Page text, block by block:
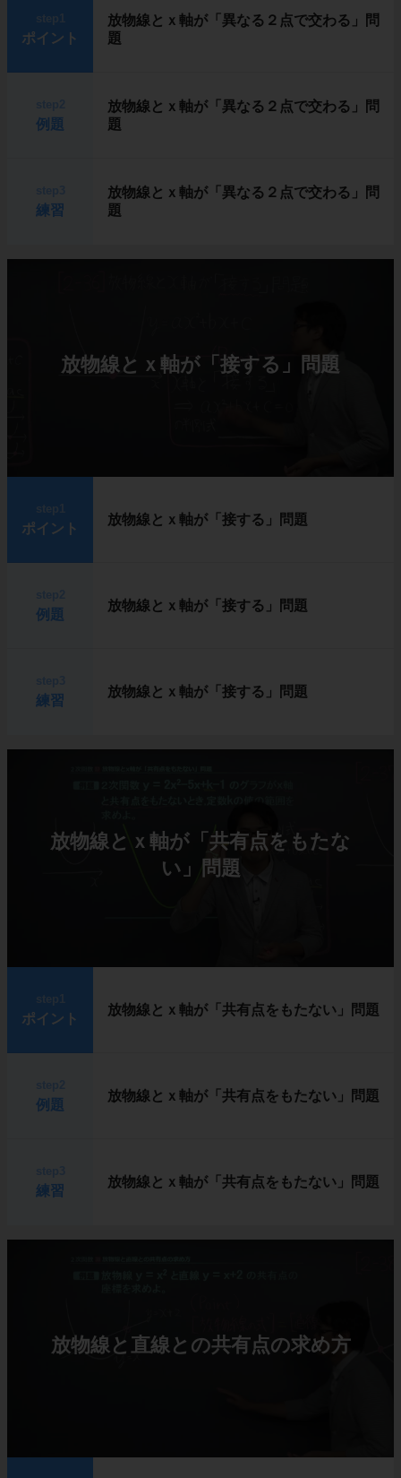
ポイント
放物線とｘ軸が「異なる２点で交わる」問
題
例題
放物線とｘ軸が「異なる２点で交わる」問
題
練習
放物線とｘ軸が「異なる２点で交わる」問
題
放物線とｘ軸が「接する」問題
ポイント
放物線とｘ軸が「接する」問題
例題
放物線とｘ軸が「接する」問題
練習
放物線とｘ軸が「接する」問題
放物線とｘ軸が「共有点をもたな
い」問題
ポイント
放物線とｘ軸が「共有点をもたない」問題
例題
放物線とｘ軸が「共有点をもたない」問題
練習
放物線とｘ軸が「共有点をもたない」問題
放物線と直線との共有点の求め方